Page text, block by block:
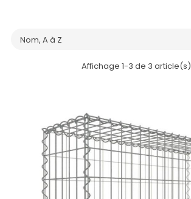
Nom, A à Z
Affichage 1-3 de 3 article(s)